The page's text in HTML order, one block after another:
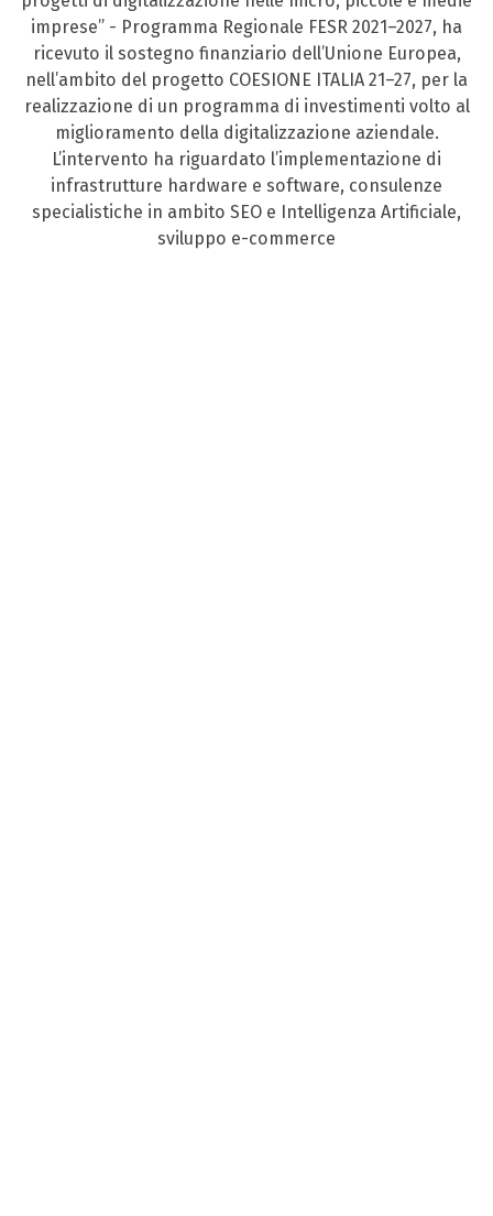
imprese” - Programma Regionale FESR 2021–2027, ha
ricevuto il sostegno finanziario dell’Unione Europea,
nell’ambito del progetto COESIONE ITALIA 21–27, per la
realizzazione di un programma di investimenti volto al
miglioramento della digitalizzazione aziendale.
L’intervento ha riguardato l’implementazione di
infrastrutture hardware e software, consulenze
specialistiche in ambito SEO e Intelligenza Artificiale,
sviluppo e-commerce